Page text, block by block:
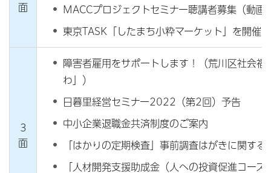
面
MACCプロジェクトセミナー聴講者募集（動画
東京TASK「したまち小粋マーケット」を開催！
3
面
障害者雇用をサポートします！（荒川区社会福
わ」）
日暮里経営セミナー2022（第2回）予告
中小企業退職金共済制度のご案内
「はかりの定期検査」事前調査はがきに関する
「人材開発支援助成金（人への投資促進コー